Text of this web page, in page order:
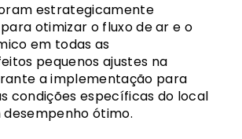
estrategicamente
otimizar o fluxo de ar e o
em todas as
pequenos ajustes na
a implementação para
condições específicas do local
ótimo.